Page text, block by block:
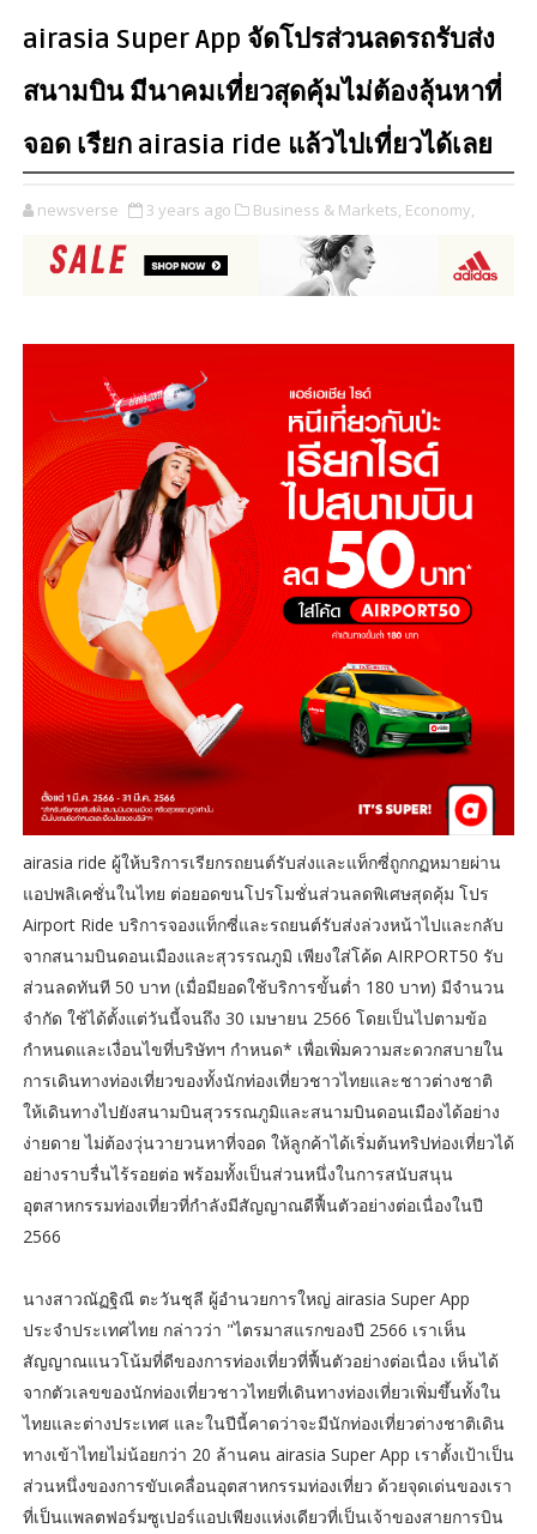
airasia Super App จัดโปรส่วนลดรถรับส่ง
สนามบิน มีนาคมเที่ยวสุดคุ้มไม่ต้องลุ้นหาที่
จอด เรียก airasia ride แล้วไปเที่ยวได้เลย
newsverse 3 years ago Business & Markets, Economy,
airasia ride ผู้ให้บริการเรียกรถยนต์รับส่งและแท็กซี่ถูกกฏหมายผ่าน
แอปพลิเคชั่นในไทย ต่อยอดขนโปรโมชั่นส่วนลดพิเศษสุดคุ้ม โปร
Airport Ride บริการจองแท็กซี่และรถยนต์รับส่งล่วงหน้าไปและกลับ
จากสนามบินดอนเมืองและสุวรรณภูมิ เพียงใส่โค้ด AIRPORT50 รับ
ส่วนลดทันที 50 บาท (เมื่อมียอดใช้บริการขั้นต่ำ 180 บาท) มีจำนวน
จำกัด ใช้ได้ตั้งแต่วันนี้จนถึง 30 เมษายน 2566 โดยเป็นไปตามข้อ
กำหนดและเงื่อนไขที่บริษัทฯ กำหนด* เพื่อเพิ่มความสะดวกสบายใน
การเดินทางท่องเที่ยวของทั้งนักท่องเที่ยวชาวไทยและชาวต่างชาติ
ให้เดินทางไปยังสนามบินสุวรรณภูมิและสนามบินดอนเมืองได้อย่าง
ง่ายดาย ไม่ต้องวุ่นวายวนหาที่จอด ให้ลูกค้าได้เริ่มต้นทริปท่องเที่ยวได้
อย่างราบรื่นไร้รอยต่อ พร้อมทั้งเป็นส่วนหนึ่งในการสนับสนุน
อุตสาหกรรมท่องเที่ยวที่กำลังมีสัญญาณดีฟื้นตัวอย่างต่อเนื่องในปี
2566
นางสาวณัฏฐิณี ตะวันชุลี ผู้อำนวยการใหญ่ airasia Super App
ประจำประเทศไทย กล่าวว่า "ไตรมาสแรกของปี 2566 เราเห็น
สัญญาณแนวโน้มที่ดีของการท่องเที่ยวที่ฟื้นตัวอย่างต่อเนื่อง เห็นได้
จากตัวเลขของนักท่องเที่ยวชาวไทยที่เดินทางท่องเที่ยวเพิ่มขึ้นทั้งใน
ไทยและต่างประเทศ และในปีนี้คาดว่าจะมีนักท่องเที่ยวต่างชาติเดิน
ทางเข้าไทยไม่น้อยกว่า 20 ล้านคน airasia Super App เราตั้งเป้าเป็น
ส่วนหนึ่งของการขับเคลื่อนอุตสาหกรรมท่องเที่ยว ด้วยจุดเด่นของเรา
ที่เป็นแพลตฟอร์มซูเปอร์แอปเพียงแห่งเดียวที่เป็นเจ้าของสายการบิน